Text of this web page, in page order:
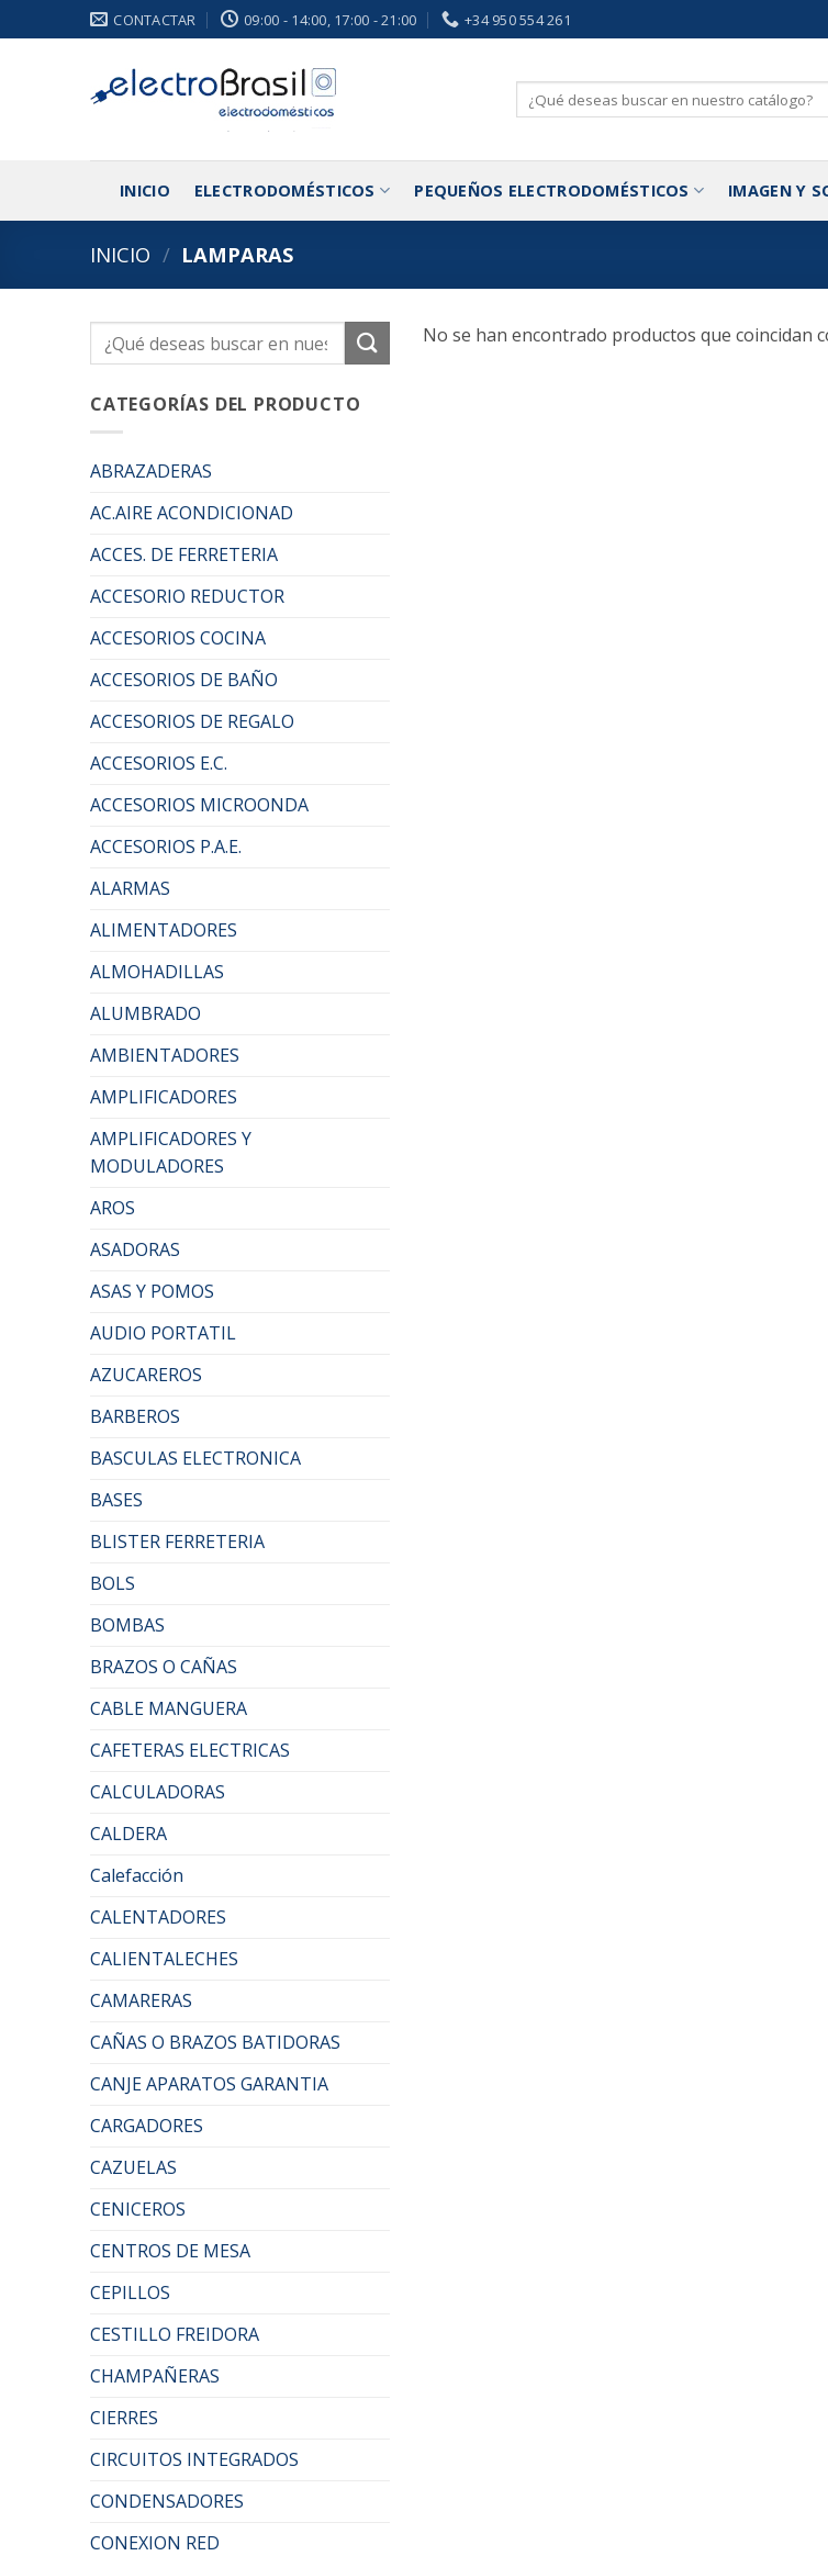
al
CONTACTAR 09:00 - 14:00, 17:00 - 21:00 +34 950 554 261
Buscar
por:
INICIO ELECTRODOMÉSTICOS PEQUEÑOS ELECTRODOMÉSTICOS IMAGEN Y
INICIO / LAMPARAS
Buscar
por:
CATEGORÍAS DEL PRODUCTO
ABRAZADERAS
AC.AIRE ACONDICIONAD
ACCES. DE FERRETERIA
ACCESORIO REDUCTOR
ACCESORIOS COCINA
ACCESORIOS DE BAÑO
ACCESORIOS DE REGALO
ACCESORIOS E.C.
ACCESORIOS MICROONDA
ACCESORIOS P.A.E.
ALARMAS
ALIMENTADORES
ALMOHADILLAS
ALUMBRADO
AMBIENTADORES
AMPLIFICADORES
AMPLIFICADORES Y
MODULADORES
AROS
ASADORAS
ASAS Y POMOS
AUDIO PORTATIL
AZUCAREROS
BARBEROS
BASCULAS ELECTRONICA
BASES
BLISTER FERRETERIA
BOLS
BOMBAS
BRAZOS O CAÑAS
CABLE MANGUERA
CAFETERAS ELECTRICAS
CALCULADORAS
CALDERA
Calefacción
CALENTADORES
CALIENTALECHES
CAMARERAS
CAÑAS O BRAZOS BATIDORAS
CANJE APARATOS GARANTIA
CARGADORES
CAZUELAS
CENICEROS
CENTROS DE MESA
CEPILLOS
CESTILLO FREIDORA
CHAMPAÑERAS
CIERRES
CIRCUITOS INTEGRADOS
CONDENSADORES
CONEXION RED
No se han encontrado productos que coincidan